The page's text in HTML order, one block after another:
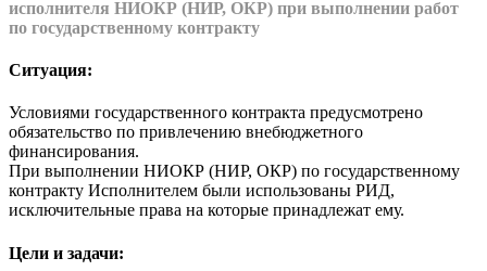
исполнителя НИОКР (НИР, ОКР) при выполнении работ
по государственному контракту
Ситуация:
Условиями государственного контракта предусмотрено
обязательство по привлечению внебюджетного
финансирования.
При выполнении НИОКР (НИР, ОКР) по государственному
контракту Исполнителем были использованы РИД,
исключительные права на которые принадлежат ему.
Цели и задачи: